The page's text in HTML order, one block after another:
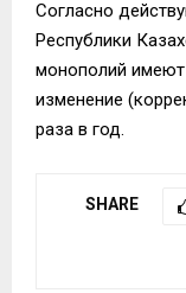
Согласно
Республики
монополий имеют
изменение
раза в год.
SHARE